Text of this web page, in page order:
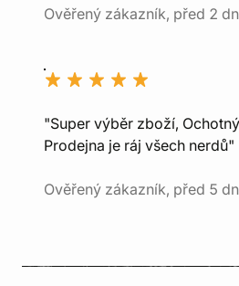
Ověřený zákazník, před 2
"Super výběr zboží,
Prodejna je ráj všech nerdů"
Ověřený zákazník, před 5